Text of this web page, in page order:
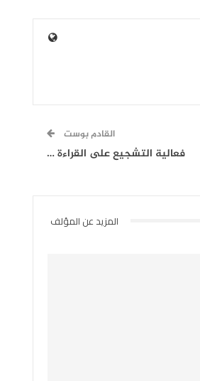
القادم بوست
فعالية التشجيع على القراءة …
المزيد عن المؤلف